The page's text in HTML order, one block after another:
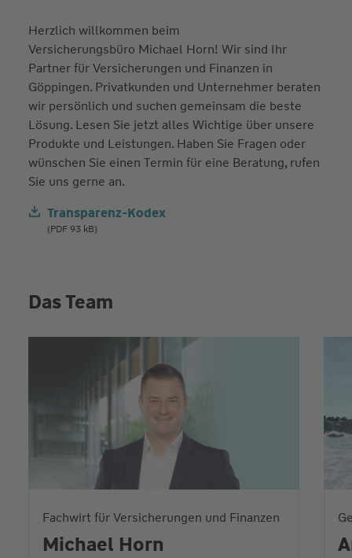
Herzlich willkommen beim
Versicherungsbüro Michael Horn! Wir sind Ihr
Partner für Versicherungen und Finanzen in
Göppingen. Privatkunden und Unternehmer beraten
wir persönlich und suchen gemeinsam die beste
Lösung. Lesen Sie jetzt alles Wichtige über unsere
Produkte und Leistungen. Haben Sie Fragen oder
wünschen Sie einen Termin für eine Beratung, rufen
Sie uns gerne an.
Transparenz-Kodex
(PDF 93 kB)
Das Team
Fachwirt für Versicherungen und Finanzen
Michael Horn